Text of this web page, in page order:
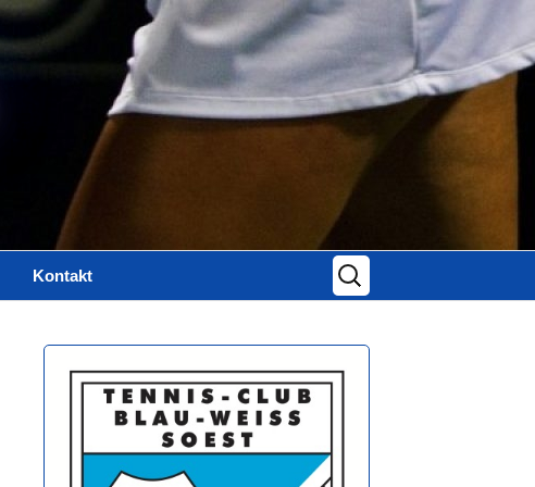
Kontakt
Impressum
Datenschutz
Suchen
nach: